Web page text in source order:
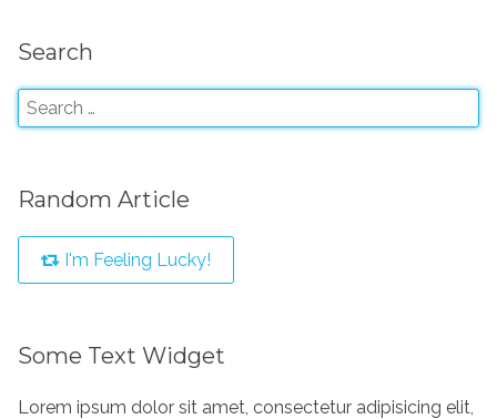
Search
Random Article
I'm Feeling Lucky!
Some Text Widget
Lorem ipsum dolor sit amet, consectetur adipisicing elit,